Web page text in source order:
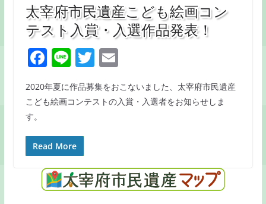
太宰府市民遺産こども絵画コン
テスト入賞・入選作品発表！
F
a
c
e
b
o
o
k
Li
n
e
T
w
itt
er
E
m
ai
l
2020年夏に作品募集をおこないました、太宰府市民遺産
こども絵画コンテストの入賞・入選者をお知らせしま
す。
Read More